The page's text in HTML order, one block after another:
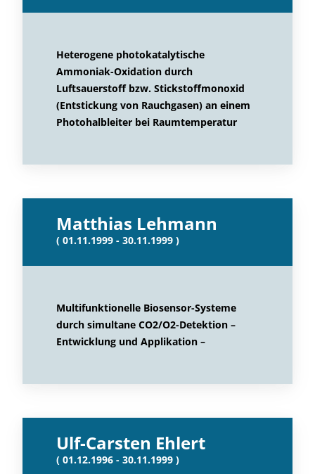
Heterogene photokatalytische
Ammoniak-Oxidation durch
Luftsauerstoff bzw. Stickstoffmonoxid
(Entstickung von Rauchgasen) an einem
Photohalbleiter bei Raumtemperatur
Matthias Lehmann
( 01.11.1999 - 30.11.1999 )
Multifunktionelle Biosensor-Systeme
durch simultane CO2/O2-Detektion –
Entwicklung und Applikation –
Ulf-Carsten Ehlert
( 01.12.1996 - 30.11.1999 )